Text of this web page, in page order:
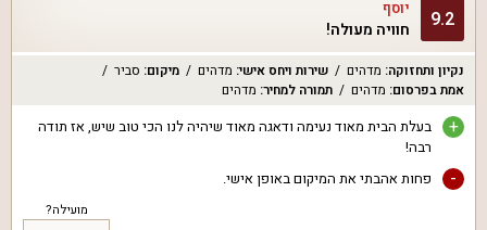
9.2 יוסף
חוויה מעולה!
נקיון ותחזוקה: מדהים שירות ויחס אישי: מדהים מיקום: סביר
אמת בפרסום: מדהים תמורה למחיר: מדהים
+
בעלת הבית מאוד נעימה ודאגה מאוד שיהיה לנו הכי טוב שיש, אז תודה
רבה!
- פחות אהבתי את המיקום באופן אישי.
מועילה?